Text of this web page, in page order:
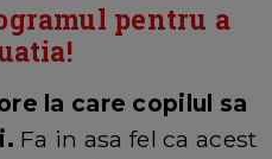
pentru a
la care copilul sa
Fa in asa fel ca acest